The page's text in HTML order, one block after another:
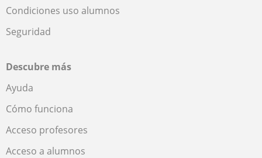
Condiciones uso alumnos
Seguridad
Descubre más
Ayuda
Cómo funciona
Acceso profesores
Acceso a alumnos